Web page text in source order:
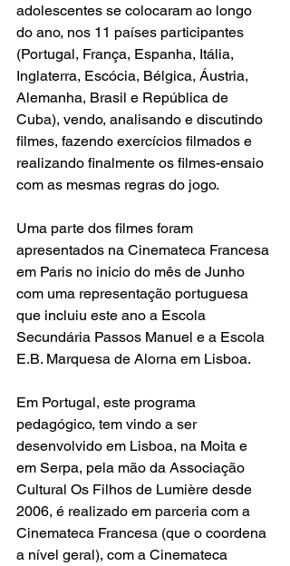
adolescentes se colocaram ao longo
do ano, nos 11 países participantes
(Portugal, França, Espanha, Itália,
Inglaterra, Escócia, Bélgica, Áustria,
Alemanha, Brasil e República de
Cuba), vendo, analisando e discutindo
filmes, fazendo exercícios filmados e
realizando finalmente os filmes-ensaio
com as mesmas regras do jogo.
Uma parte dos filmes foram
apresentados na Cinemateca Francesa
em Paris no inicio do mês de Junho
com uma representação portuguesa
que incluiu este ano a Escola
Secundária Passos Manuel e a Escola
E.B. Marquesa de Alorna em Lisboa.
Em Portugal, este programa
pedagógico, tem vindo a ser
desenvolvido em Lisboa, na Moita e
em Serpa, pela mão da Associação
Cultural Os Filhos de Lumière desde
2006, é realizado em parceria com a
Cinemateca Francesa (que o coordena
a nível geral), com a Cinemateca